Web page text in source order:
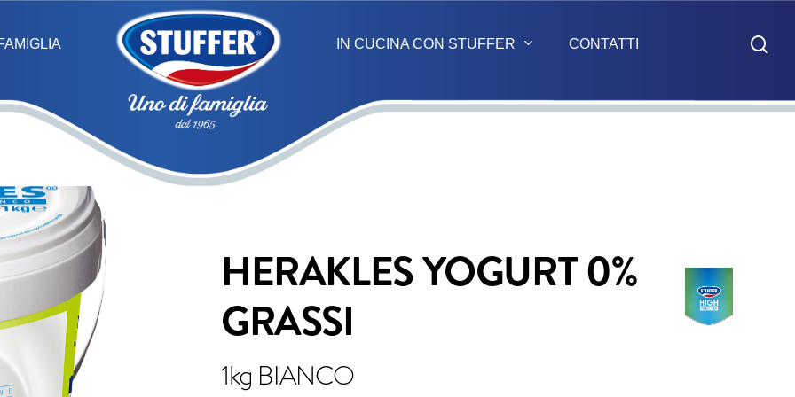
IN CUCINA CON STUFFER CONTATTI
HERAKLES YOGURT 0%
GRASSI
1kg BIANCO